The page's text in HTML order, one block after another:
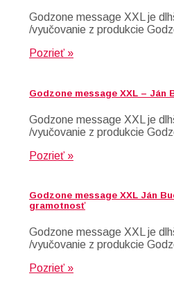
Godzone message XXL je
/vyučovanie z produkcie
Pozrieť »
Godzone message XXL – Ján
Godzone message XXL je
/vyučovanie z produkcie
Pozrieť »
Godzone message XXL Ján
gramotnosť
Godzone message XXL je
/vyučovanie z produkcie
Pozrieť »